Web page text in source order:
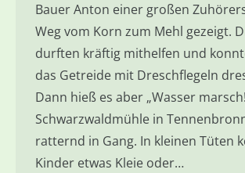
Bauer Anton einer großen
Weg vom Korn zum Mehl gezeigt.
durften kräftig mithelfen und
das Getreide mit Dreschflegeln
Dann hieß es aber „Wasser
Schwarzwaldmühle in
ratternd in Gang. In kleinen Tüten
Kinder etwas Kleie oder…